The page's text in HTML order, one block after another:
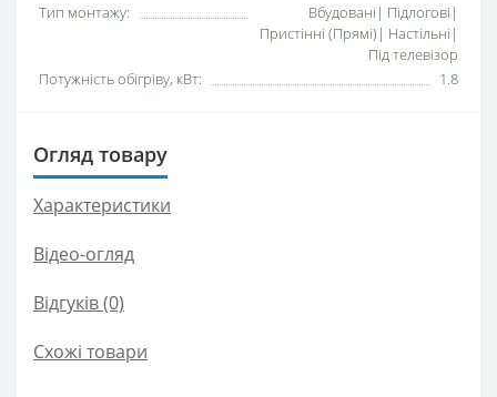
Тип монтажу:
Вбудовані| Підлогові|
Пристінні (Прямі)| Настільні|
Під телевізор
Потужність обігріву, кВт:
1.8
Огляд товару
Характеристики
Відео-огляд
Відгуків (0)
Схожі товари